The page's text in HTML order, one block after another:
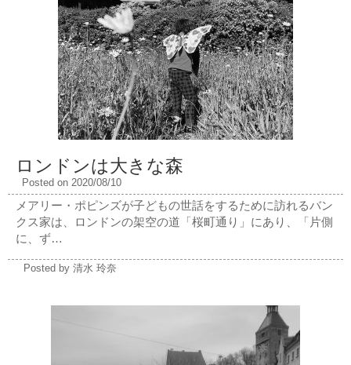
ロンドンは大きな森
Posted on 2020/08/10
メアリー・ポピンズが子どもの世話をするために訪れるバン
クス家は、ロンドンの架空の道「桜町通り」にあり、「片側
に、ず…
Posted by 清水 玲奈